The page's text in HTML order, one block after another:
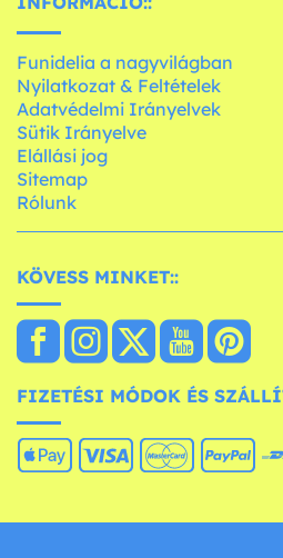
Funidelia a nagyvilágban
Nyilatkozat & Feltételek
Adatvédelmi Irányelvek
Sütik Irányelve
Elállási jog
Sitemap
Rólunk
KÖVESS MINKET::
FIZETÉSI MÓDOK ÉS